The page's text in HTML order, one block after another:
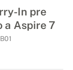
In pre
a Aspire 7